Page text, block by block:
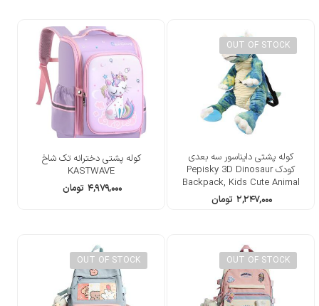
OUT OF STOCK
کوله پشتی دایناسور سه بعدی
کودک Pepisky 3D Dinosaur
Backpack, Kids Cute Animal
Backpack
۲,۲۴۷,۰۰۰ تومان
کوله پشتی دخترانه تک شاخ
KASTWAVE
۴,۹۷۹,۰۰۰ تومان
OUT OF STOCK
OUT OF STOCK